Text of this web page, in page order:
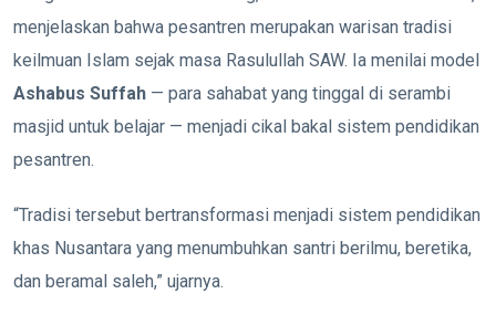
menjelaskan bahwa pesantren merupakan warisan tradisi
keilmuan Islam sejak masa Rasulullah SAW. Ia menilai model
Ashabus Suffah — para sahabat yang tinggal di serambi
masjid untuk belajar — menjadi cikal bakal sistem pendidikan
pesantren.
“Tradisi tersebut bertransformasi menjadi sistem pendidikan
khas Nusantara yang menumbuhkan santri berilmu, beretika,
dan beramal saleh,” ujarnya.